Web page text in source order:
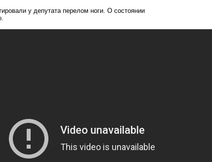
у депутата перелом ноги. О состоянии